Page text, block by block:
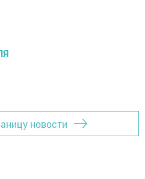
новости